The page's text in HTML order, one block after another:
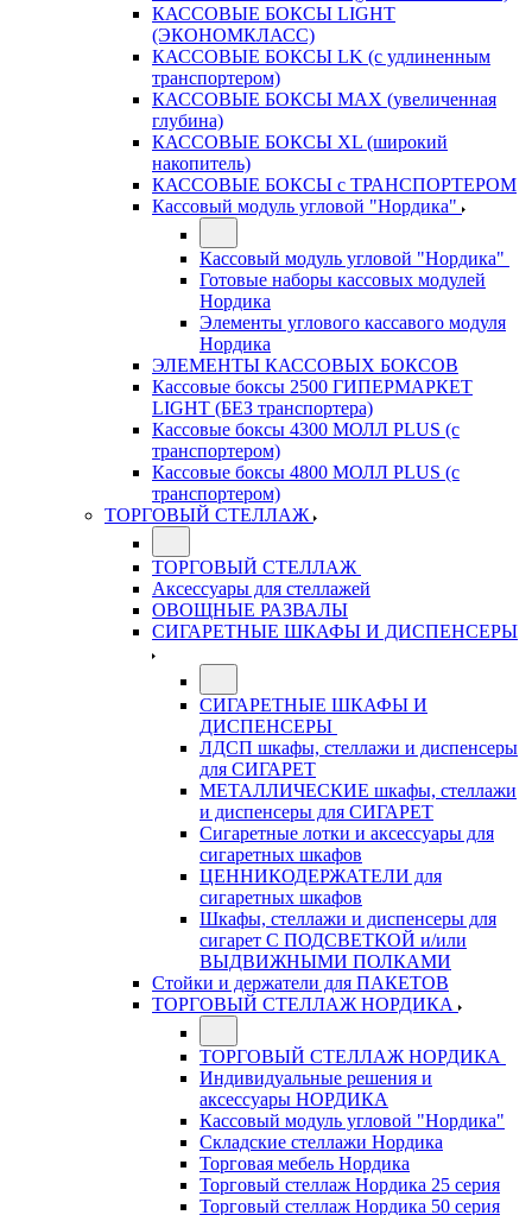
КАССОВЫЕ БОКСЫ LIGHT
(ЭКОНОМКЛАСС)
КАССОВЫЕ БОКСЫ LK (с удлиненным
транспортером)
КАССОВЫЕ БОКСЫ MAX (увеличенная
глубина)
КАССОВЫЕ БОКСЫ XL (широкий
накопитель)
КАССОВЫЕ БОКСЫ с ТРАНСПОРТЕРОМ
Кассовый модуль угловой "Нордика"
Кассовый модуль угловой "Нордика"
Готовые наборы кассовых модулей
Нордика
Элементы углового кассавого модуля
Нордика
ЭЛЕМЕНТЫ КАССОВЫХ БОКСОВ
Кассовые боксы 2500 ГИПЕРМАРКЕТ
LIGHT (БЕЗ транспортера)
Кассовые боксы 4300 МОЛЛ PLUS (с
транспортером)
Кассовые боксы 4800 МОЛЛ PLUS (с
транспортером)
ТОРГОВЫЙ СТЕЛЛАЖ
ТОРГОВЫЙ СТЕЛЛАЖ
Аксессуары для стеллажей
ОВОЩНЫЕ РАЗВАЛЫ
СИГАРЕТНЫЕ ШКАФЫ И ДИСПЕНСЕРЫ
СИГАРЕТНЫЕ ШКАФЫ И
ДИСПЕНСЕРЫ
ЛДСП шкафы, стеллажи и диспенсеры
для СИГАРЕТ
МЕТАЛЛИЧЕСКИЕ шкафы, стеллажи
и диспенсеры для СИГАРЕТ
Сигаретные лотки и аксессуары для
сигаретных шкафов
ЦЕННИКОДЕРЖАТЕЛИ для
сигаретных шкафов
Шкафы, стеллажи и диспенсеры для
сигарет С ПОДСВЕТКОЙ и/или
ВЫДВИЖНЫМИ ПОЛКАМИ
Стойки и держатели для ПАКЕТОВ
ТОРГОВЫЙ СТЕЛЛАЖ НОРДИКА
ТОРГОВЫЙ СТЕЛЛАЖ НОРДИКА
Индивидуальные решения и
аксессуары НОРДИКА
Кассовый модуль угловой "Нордика"
Складские стеллажи Нордика
Торговая мебель Нордика
Торговый стеллаж Нордика 25 серия
Торговый стеллаж Нордика 50 серия